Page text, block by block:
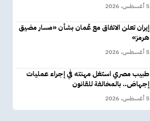
5 أغسطس، 2026
إيران تعلن الاتفاق مع عُمان بشأن «مسار مضيق
هرمز»
5 أغسطس، 2026
طبيب مصري استغل مهنته في إجراء عمليات
إجهاض.. بالمخالفة للقانون
5 أغسطس، 2026